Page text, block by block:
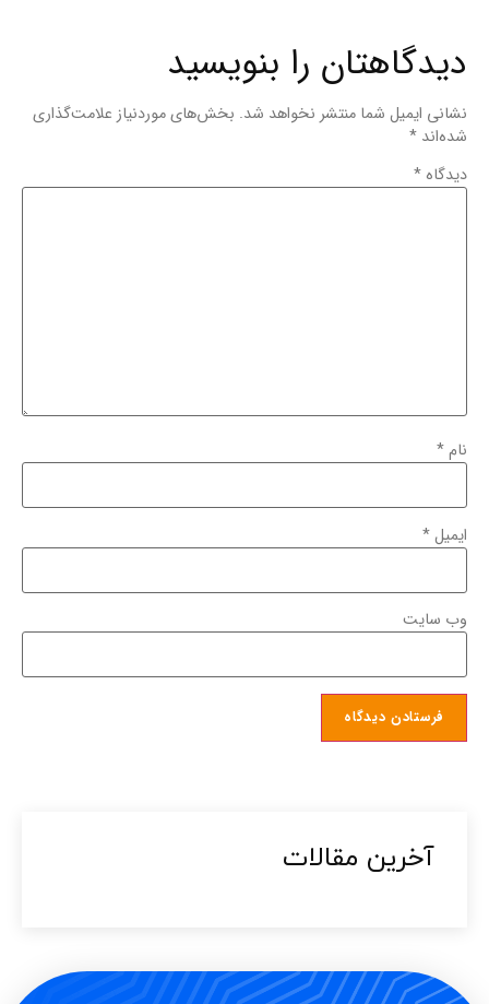
دیدگاهتان را بنویسید
نشانی ایمیل شما منتشر نخواهد شد. بخش‌های موردنیاز علامت‌گذاری
شده‌اند *
دیدگاه *
نام*
ایمیل*
وب‌ سایت
آخرین مقالات​